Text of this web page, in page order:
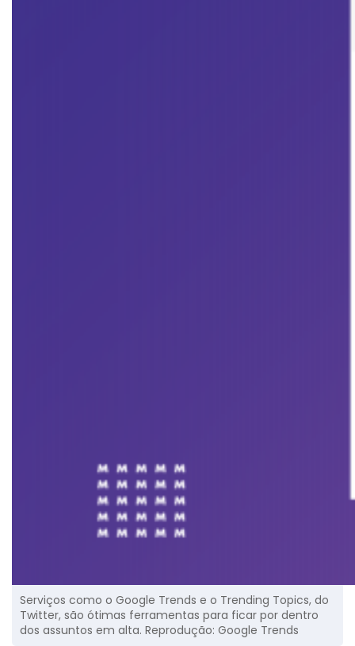
Serviços como o Google Trends e o Trending Topics, do
Twitter, são ótimas ferramentas para ficar por dentro
dos assuntos em alta. Reprodução: Google Trends